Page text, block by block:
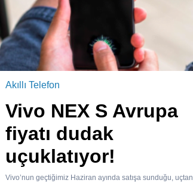
Akıllı Telefon
Vivo NEX S Avrupa
fiyatı dudak
uçuklatıyor!
Vivo’nun geçtiğimiz Haziran ayında satışa sunduğu, uçtan